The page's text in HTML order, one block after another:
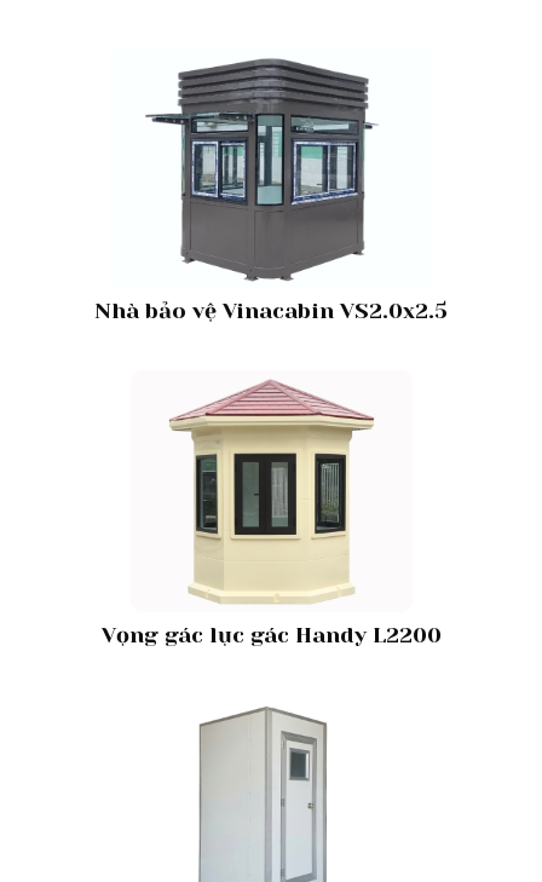
Nhà bảo vệ Vinacabin VS2.0x2.5
Vọng gác lục gác Handy L2200